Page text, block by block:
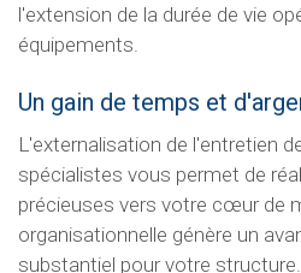
l'extension de la durée de vie
équipements.
Un gain de temps et
L'externalisation de l'entretien
spécialistes vous permet de
précieuses vers votre cœur de
organisationnelle génère un
substantiel pour votre structure.